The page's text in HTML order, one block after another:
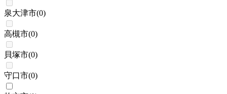
泉大津市(0)
高槻市(0)
貝塚市(0)
守口市(0)